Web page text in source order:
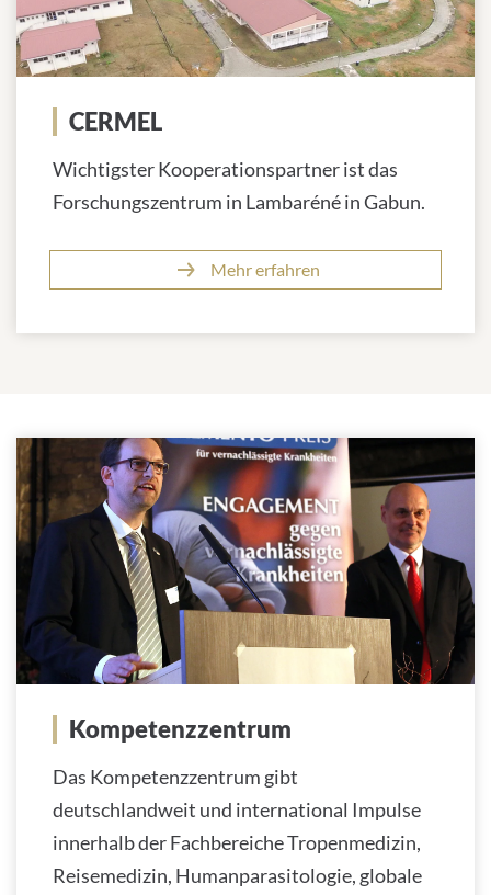
CERMEL
Wichtigster Kooperationspartner ist das
Forschungszentrum in Lambaréné in Gabun.
Mehr erfahren
Kompetenzzentrum
Das Kompetenzzentrum gibt
deutschlandweit und international Impulse
innerhalb der Fachbereiche Tropenmedizin,
Reisemedizin, Humanparasitologie, globale